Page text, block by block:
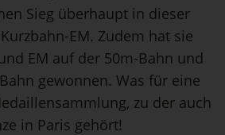
Sieg überhaupt in dieser
EM. Zudem hat sie
EM auf der 50m-Bahn und
gewonnen. Was für eine
zu der auch
in Paris gehört!